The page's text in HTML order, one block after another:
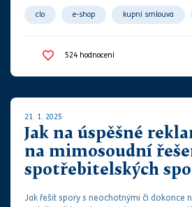
clo e-shop kupní smlouva
zahraničí
524 hodnocení
21. 1. 2025
Jak na úspěšné
na mimosoudní
spotřebitelských
Jak řešit spory s neochotnými či dokonce